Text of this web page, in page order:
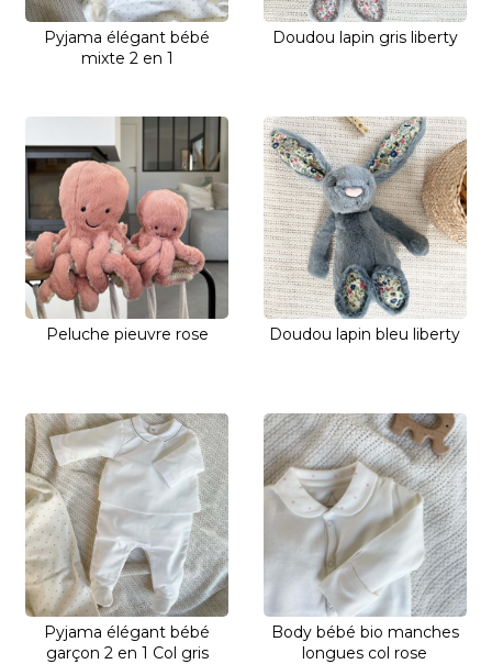
Pyjama élégant bébé
mixte 2 en 1
Doudou lapin gris liberty
Peluche pieuvre rose Doudou lapin bleu liberty
Pyjama élégant bébé
garçon 2 en 1 Col gris
Body bébé bio manches
longues col rose